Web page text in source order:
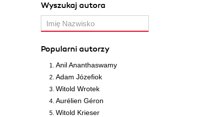
Wyszukaj autora
Popularni autorzy
Anil Ananthaswamy
Adam Józefiok
Witold Wrotek
Aurélien Géron
Witold Krieser